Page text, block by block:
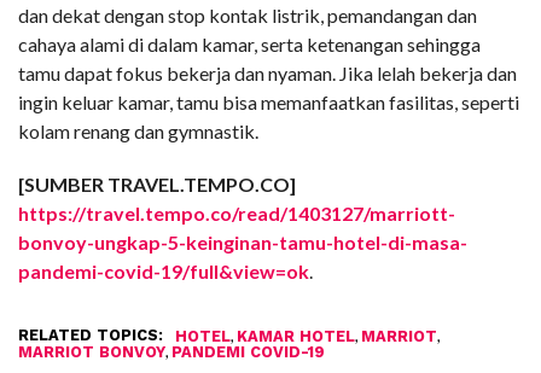
dan dekat dengan stop kontak listrik, pemandangan dan
cahaya alami di dalam kamar, serta ketenangan sehingga
tamu dapat fokus bekerja dan nyaman. Jika lelah bekerja dan
ingin keluar kamar, tamu bisa memanfaatkan fasilitas, seperti
kolam renang dan gymnastik.
[SUMBER TRAVEL.TEMPO.CO]
https://travel.tempo.co/read/1403127/marriott-
bonvoy-ungkap-5-keinginan-tamu-hotel-di-masa-
pandemi-covid-19/full&view=ok.
RELATED TOPICS: HOTEL, KAMAR HOTEL, MARRIOT,
MARRIOT BONVOY, PANDEMI COVID-19